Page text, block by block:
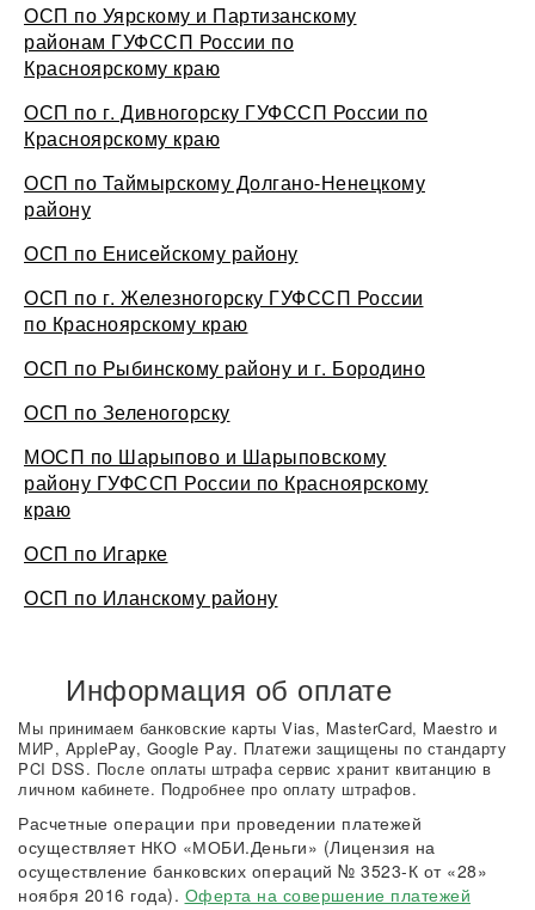
ОСП по Уярскому и Партизанскому
районам ГУФССП России по
Красноярскому краю
ОСП по г. Дивногорску ГУФССП России по
Красноярскому краю
ОСП по Таймырскому Долгано-Ненецкому
району
ОСП по Енисейскому району
ОСП по г. Железногорску ГУФССП России
по Красноярскому краю
ОСП по Рыбинскому району и г. Бородино
ОСП по Зеленогорску
МОСП по Шарыпово и Шарыповскому
району ГУФССП России по Красноярскому
краю
ОСП по Игарке
ОСП по Иланскому району
Информация об оплате
Мы принимаем банковские карты Vias, MasterCard, Maestro и
МИР, ApplePay, Google Pay. Платежи защищены по стандарту
PCI DSS. После оплаты штрафа сервис хранит квитанцию в
личном кабинете. Подробнее про оплату штрафов.
Расчетные операции при проведении платежей
осуществляет НКО «МОБИ.Деньги» (Лицензия на
осуществление банковских операций № 3523-К от «28»
ноября 2016 года). Оферта на совершение платежей